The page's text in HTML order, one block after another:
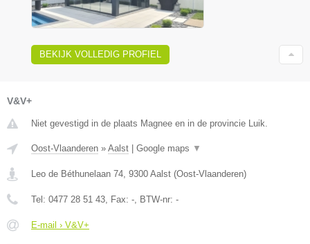
BEKIJK VOLLEDIG PROFIEL
V&V+
Niet gevestigd in de plaats Magnee en in de provincie Luik.
Oost-Vlaanderen » Aalst Google maps ▼
Leo de Béthunelaan 74 9300 Aalst (Oost-Vlaanderen)
Tel: 0477 28 51 43 , Fax: - , BTW-nr: -
E-mail › V&V+